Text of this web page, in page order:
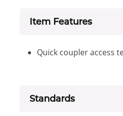
Item Features
Quick coupler access
Standards